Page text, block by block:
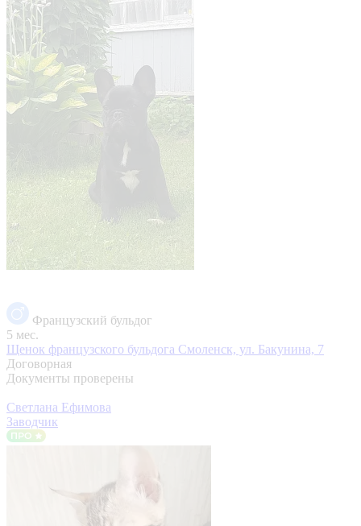
Французский бульдог
5 мес.
Щенок французского бульдога Смоленск, ул. Бакунина, 7
Договорная
Документы проверены
Светлана Ефимова
Заводчик